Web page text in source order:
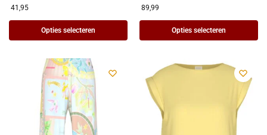
41,95
Opties selecteren
89,99
Opties selecteren